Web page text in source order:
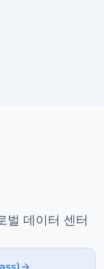
벌 데이터 센터